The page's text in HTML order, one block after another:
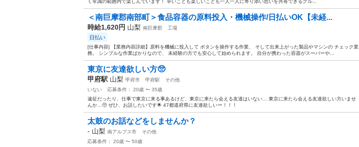
＜南巨摩郡南部町＞食品容器の原料投入・機械操作/日払いOK【未経...
時給1,620円 山梨 南巨摩郡 工場
日払い
[仕事内容] 【業務内容詳細】原料を機械に投入して ボタンを操作する作業、 そして出来上がった製品やマシンの チェック業
務。 シンプルな作業ばかりなので、 未経験の方でも安心して始められます。 自分が携わった容器がスーパーや...
東京に友達欲しい方🥺
甲府駅 山梨 甲府市 甲府駅
その他
いない
応募条件： 20歳 〜 35歳
遠征だったり、仕事で東京に来る事あるけど、東京に来たら会える友達はいない… 東京に来たら会える友達欲しい方いませ
んか…🥺 ぜひ、お話したいです🌟 47都道府県に友達欲しいー！！！
太鼓のお話などをしませんか？
- 山梨 南アルプス市
その他
応募条件： 20歳 〜 50歳